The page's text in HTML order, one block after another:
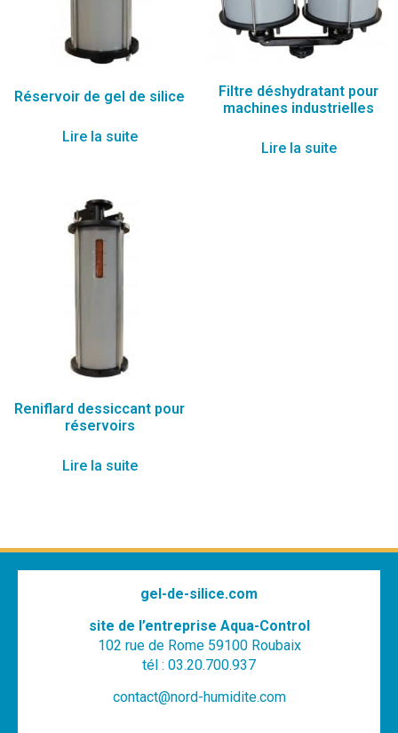
Réservoir de gel de silice
Lire la suite
Filtre déshydratant pour
machines industrielles
Lire la suite
Reniflard dessiccant pour
réservoirs
Lire la suite
gel-de-silice.com
site de l’entreprise Aqua-Control
102 rue de Rome 59100 Roubaix
tél : 03.20.700.937
contact@nord-humidite.com